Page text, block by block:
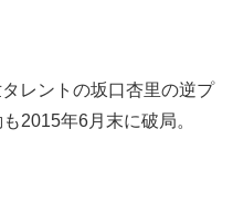
レントの坂口杏里の逆プ
2015年6月末に破局。